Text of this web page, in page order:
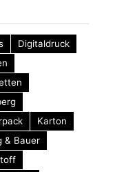
Digitaldruck
Karton
& Bauer